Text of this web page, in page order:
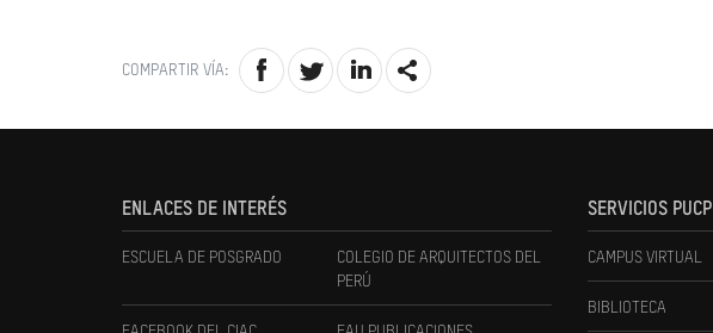
COMPARTIR VÍA:
ENLACES DE INTERÉS
ESCUELA DE POSGRADO
COLEGIO DE ARQUITECTOS DEL
PERÚ
SERVICIOS PUCP
CAMPUS VIRTUAL
BIBLIOTECA